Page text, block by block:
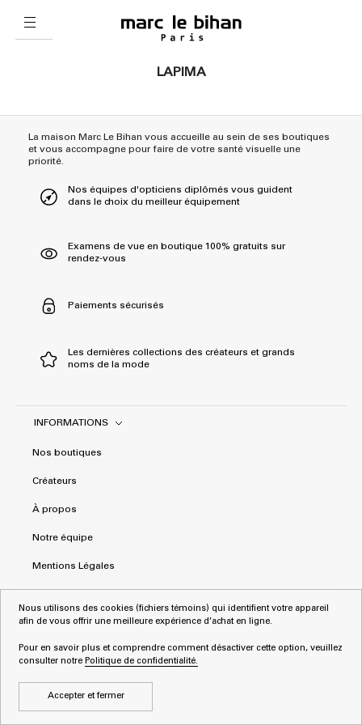
LAPIMA
La maison Marc Le Bihan vous accueille au sein de ses boutiques
et vous accompagne pour faire de votre santé visuelle une
priorité.
Nos équipes d'opticiens diplômés vous guident
dans le choix du meilleur équipement
Examens de vue en boutique 100% gratuits sur
rendez-vous
Paiements sécurisés
Les dernières collections des créateurs et grands
noms de la mode
INFORMATIONS
Nos boutiques
Créateurs
À propos
Notre équipe
Mentions Légales
Politique de confidentialité
Nous utilisons des cookies (fichiers témoins) qui identifient votre appareil
afin de vous offrir une meilleure expérience d’achat en ligne.
Pour en savoir plus et comprendre comment désactiver cette option, veuillez
consulter notre Politique de confidentialité.
Accepter et fermer